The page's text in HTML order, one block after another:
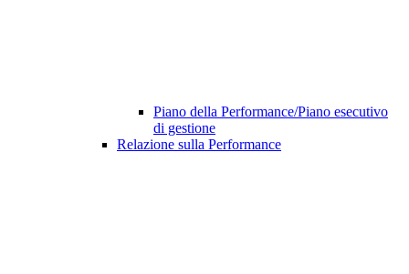
Piano della Performance/Piano esecutivo
di gestione
Relazione sulla Performance